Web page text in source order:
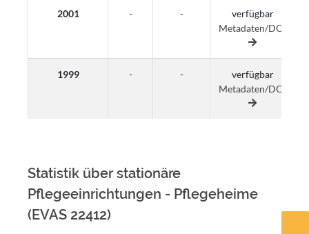
2001 - -
verfügbar
Metadaten/DOI
1999 - -
verfügbar
Metadaten/DOI
Statistik über stationäre
Pflegeeinrichtungen - Pflegeheime
(EVAS 22412)